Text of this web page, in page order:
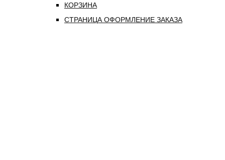
КОРЗИНА
СТРАНИЦА ОФОРМЛЕНИЕ ЗАКАЗА